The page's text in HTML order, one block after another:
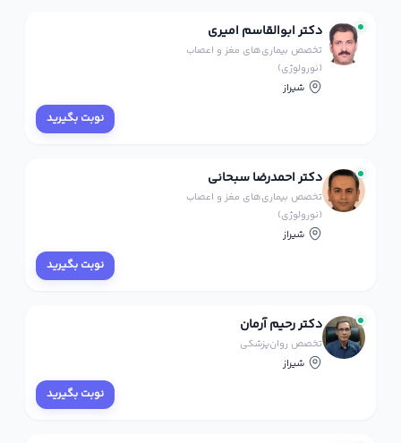
دکتر ابوالقاسم امیری
تخصص بیماری‌های مغز و اعصاب
(نورولوژی)
شیراز
نوبت بگیرید
دکتر احمدرضا سبحانی
تخصص بیماری‌های مغز و اعصاب
(نورولوژی)
شیراز
نوبت بگیرید
دکتر رحیم آرمان
تخصص روان‌پزشکی
شیراز
نوبت بگیرید